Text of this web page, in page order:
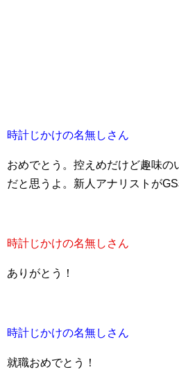
時計じかけの名無しさん
おめでとう。控えめだけど趣味の
だと思うよ。新人アナリストが
時計じかけの名無しさん
ありがとう！
時計じかけの名無しさん
就職おめでとう！